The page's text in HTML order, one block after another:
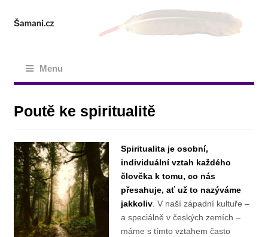
Menu
Poutě ke spiritualitě
Spiritualita je osobní,
individuální vztah každého
člověka k tomu, co nás
přesahuje, ať už to nazýváme
jakkoliv. V naší západní kultuře –
a speciálně v českých zemích –
máme s tímto vztahem často